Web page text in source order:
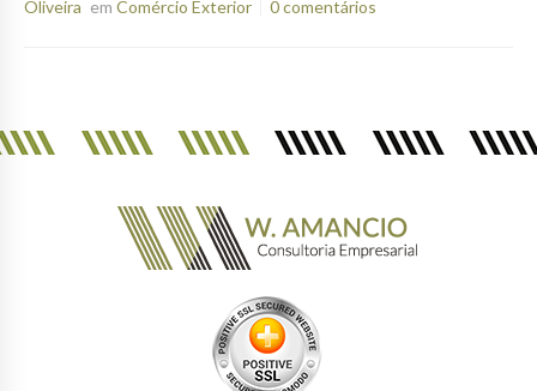
Oliveira em Comércio Exterior 0 comentários